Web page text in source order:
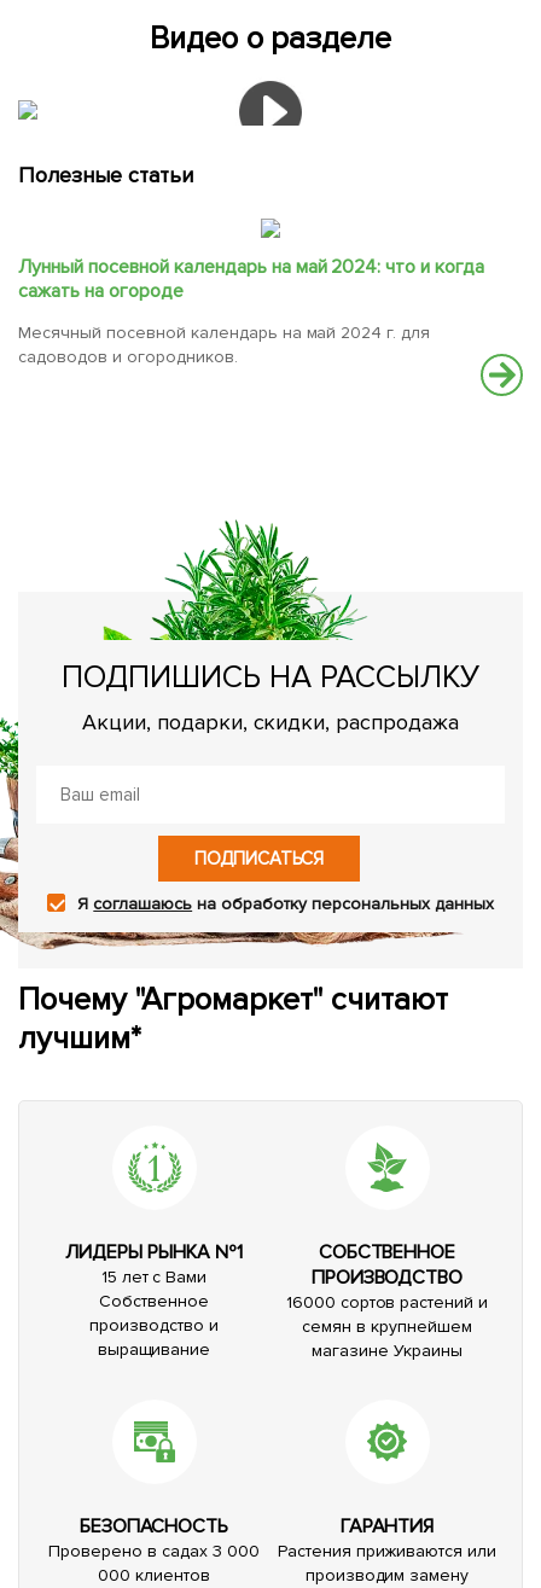
Видео о разделе
Полезные статьи
Лунный посевной календарь на май 2024: что и когда
сажать на огороде
Месячный посевной календарь на май 2024 г. для
садоводов и огородников.
ПОДПИШИСЬ НА РАССЫЛКУ
Акции, подарки, скидки, распродажа
ПОДПИСАТЬСЯ
Ясоглашаюсь на обработку персональных данных
Почему "Агромаркет" считают
лучшим*
ЛИДЕРЫ РЫНКА №1
15 лет с Вами
Собственное
производство и
выращивание
СОБСТВЕННОЕ
ПРОИЗВОДСТВО
16000 сортов растений и
семян в крупнейшем
магазине Украины
БЕЗОПАСНОСТЬ
Проверено в садах 3 000
000 клиентов
ГАРАНТИЯ
Растения приживаются или
производим замену